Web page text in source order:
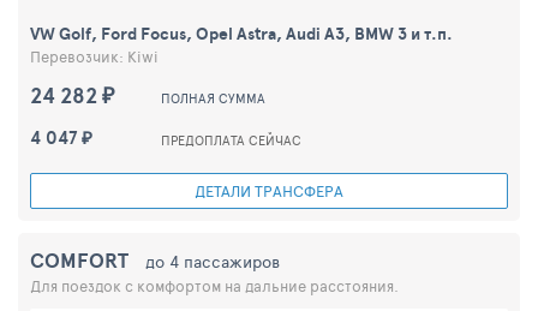
24 282 ₽ ПОЛНАЯ СУММА
4 047 ₽ ПРЕДОПЛАТА СЕЙЧАС
ДЕТАЛИ ТРАНСФЕРА
VW Golf, Ford Focus, Opel Astra, Audi A3, BMW 3 и т.п.
Перевозчик: Kiwi
COMFORT до 4 пассажиров
Для поездок с комфортом на дальние расстояния.